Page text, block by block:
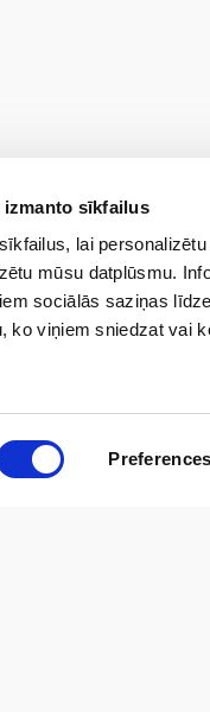
sīkfailus
lai
mūsu datplūsmu.
sociālās saziņas
ko viņiem sniedzat vai
Preferences